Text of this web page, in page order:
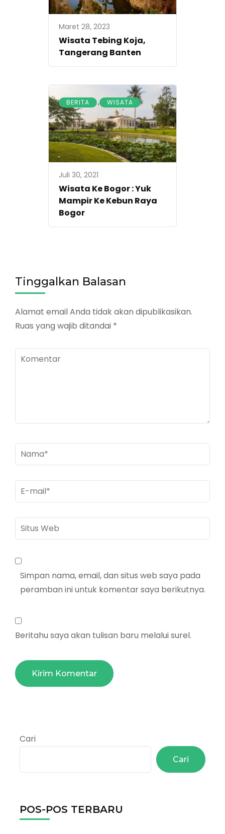
Maret 28, 2023
Wisata Tebing Koja,
Tangerang Banten
BERITA , WISATA
Juli 30, 2021
Wisata Ke Bogor : Yuk
Mampir Ke Kebun Raya
Bogor
Tinggalkan Balasan
Alamat email Anda tidak akan dipublikasikan.
Ruas yang wajib ditandai *
Komentar
Nama*
E-
mail*
Situs
Web
Simpan nama, email, dan situs web saya pada
peramban ini untuk komentar saya berikutnya.
Beritahu saya akan tulisan baru melalui surel.
Cari
Cari
POS-POS TERBARU